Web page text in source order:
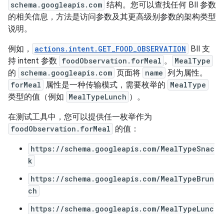
schema.googleapis.com 结构。您可以查找任何 BII 参数
的相关信息，方法是访问参数及其更高级别参数的架构类型
说明。
例如，
actions.intent.GET_FOOD_OBSERVATION BII 支
持 intent 参数 foodObservation.forMeal 。 MealType
的 schema.googleapis.com 页面将 name 列为属性。
forMeal 属性是一种传输模式，需要枚举的 MealType
类型的值（例如 MealTypeLunch ）。
在测试工具中，您可以提供任一枚举作为
foodObservation.forMeal 的值：
https://schema.googleapis.com/MealTypeSnac
k
https://schema.googleapis.com/MealTypeBrun
ch
https://schema.googleapis.com/MealTypeLunc